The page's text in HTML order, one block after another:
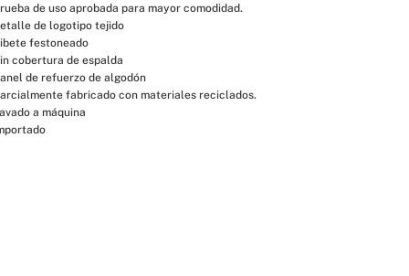
de uso aprobada para mayor comodidad.
de logotipo tejido
festoneado
cobertura de espalda
de refuerzo de algodón
fabricado con materiales reciclados.
a máquina